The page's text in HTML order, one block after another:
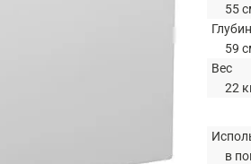
55
59
Вес
22
в